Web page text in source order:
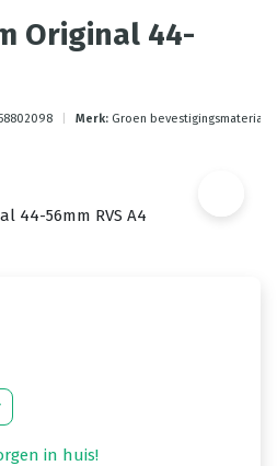
Original 44-
Merk: Groen
in huis!